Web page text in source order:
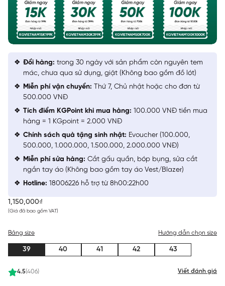
1,150,000₫
(Giá đã bao gồm VAT)
4.5(406) Viết đánh giá
Bảng size Hướng dẫn chọn size
39 40 41 42 43
Đổi hàng: trong 30 ngày với sản phẩm còn nguyên tem
mác, chưa qua sử dụng, giặt (Không bao gồm đồ lót)
Miễn phí vận chuyển: Thứ 7, Chủ nhật hoặc cho đơn từ
500.000 VNĐ
Tích điểm KGPoint khi mua hàng: 100.000 VNĐ tiền mua
hàng = 1 KGpoint = 2.000 VNĐ
Chính sách quà tặng sinh nhật: Evoucher (100.000,
500.000, 1.000.000, 1.500.000, 2.000.000 VNĐ)
Miễn phí sửa hàng: Cắt gấu quần, bóp bụng, sửa cắt
ngắn tay áo (Không bao gồm tay áo Vest/Blazer)
Hotline: 18006226 hỗ trợ từ 8h00:22h00